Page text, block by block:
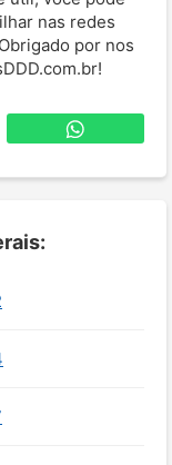
nas redes
por nos